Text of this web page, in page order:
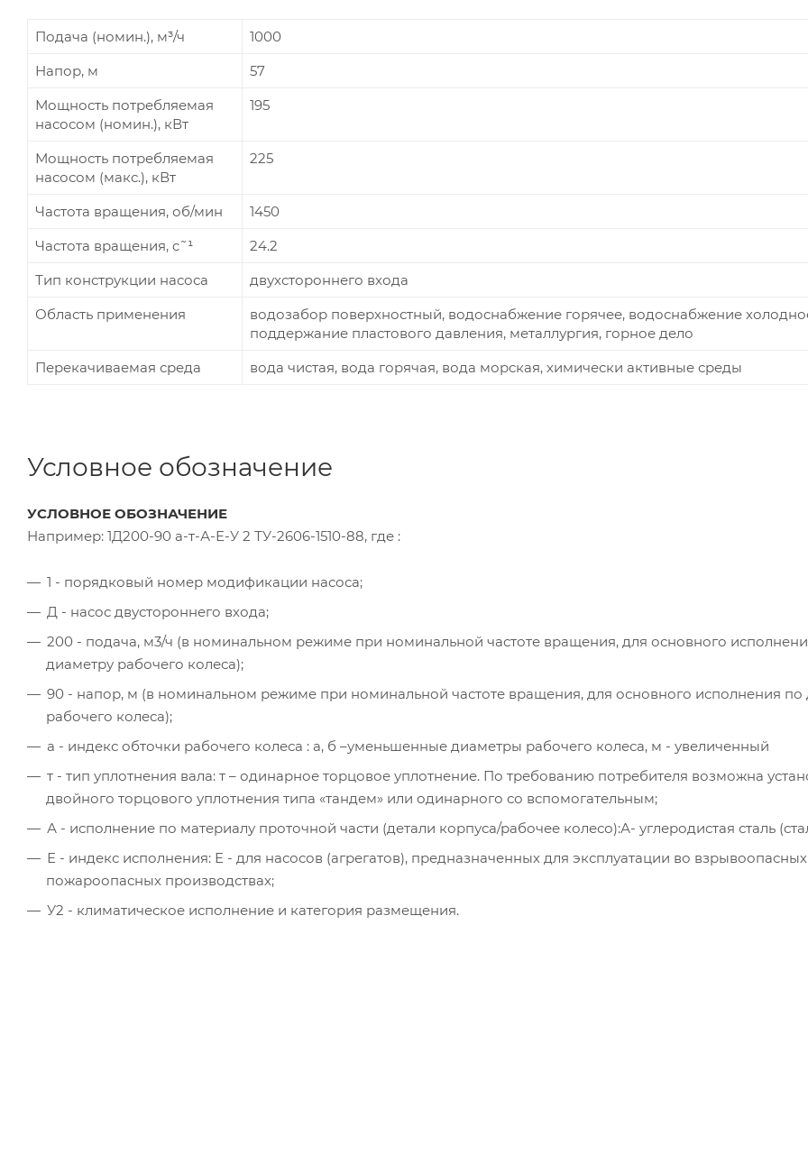
Подача (номин.), м³/ч
1000
Напор, м
57
Мощность потребляемая
насосом (номин.), кВт
195
Мощность потребляемая
насосом (макс.), кВт
225
Частота вращения, об/мин
1450
Частота вращения, c˜¹
24.2
Тип конструкции насоса
двухстороннего входа
Область применения
водозабор поверхностный, водоснабжение горячее, водоснабжение
поддержание пластового давления, металлургия, горное дело
Перекачиваемая среда
вода чистая, вода горячая, вода морская, химически активные среды
Условное обозначение
УСЛОВНОЕ ОБОЗНАЧЕНИЕ
Например: 1Д200-90 а-т-А-Е-У 2 ТУ-2606-1510-88, где :
1 - порядковый номер модификации насоса;
Д - насос двустороннего входа;
200 - подача, м3/ч (в номинальном режиме при номинальной частоте вращения, для основного
диаметру рабочего колеса);
90 - напор, м (в номинальном режиме при номинальной частоте вращения, для основного исполнения по
рабочего колеса);
а - индекс обточки рабочего колеса : а, б –уменьшенные диаметры рабочего колеса, м - увеличенный
т - тип уплотнения вала: т – одинарное торцовое уплотнение. По требованию потребителя возможна
двойного торцового уплотнения типа «тандем» или одинарного со вспомогательным;
А - исполнение по материалу проточной части (детали корпуса/рабочее колесо):А- углеродистая сталь
Е - индекс исполнения: Е - для насосов (агрегатов), предназначенных для эксплуатации во
пожароопасных производствах;
У2 - климатическое исполнение и категория размещения.